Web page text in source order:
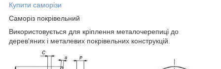
Купити саморізи
Саморіз покрівельний
Використовується для кріплення металочерепиці до
дерев'яних і металевих покрівельних конструкцій.